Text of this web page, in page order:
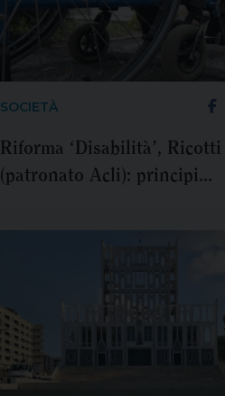
SOCIETÀ
Riforma ‘Disabilità’, Ricotti
(patronato Acli): principi